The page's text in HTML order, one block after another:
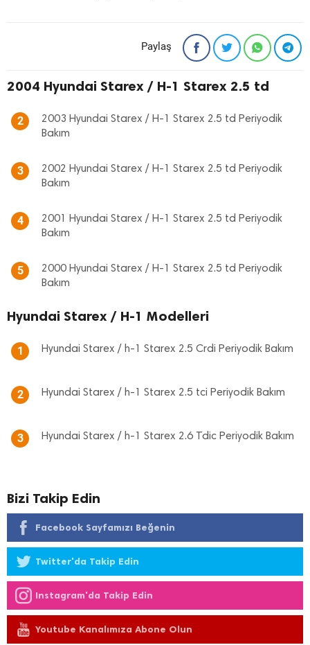
Paylaş
2004 Hyundai Starex / H-1 Starex 2.5 td
2
2003 Hyundai Starex / H-1 Starex 2.5 td Periyodik
Bakım
3
2002 Hyundai Starex / H-1 Starex 2.5 td Periyodik
Bakım
4
2001 Hyundai Starex / H-1 Starex 2.5 td Periyodik
Bakım
5
2000 Hyundai Starex / H-1 Starex 2.5 td Periyodik
Bakım
Hyundai Starex / H-1 Modelleri
1 Hyundai Starex / h-1 Starex 2.5 Crdi Periyodik Bakım
2 Hyundai Starex / h-1 Starex 2.5 tci Periyodik Bakım
3 Hyundai Starex / h-1 Starex 2.6 Tdic Periyodik Bakım
Bizi Takip Edin
Facebook Sayfamızı Beğenin
Twitter'da Takip Edin
Instagram'da Takip Edin
Youtube Kanalımıza Abone Olun